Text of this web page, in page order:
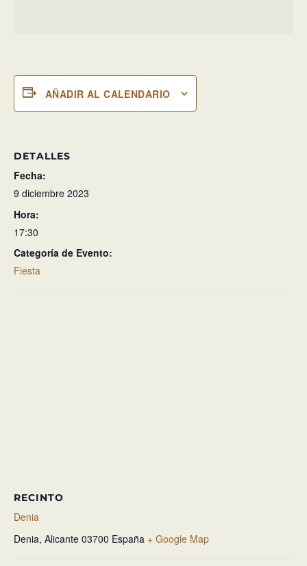
AÑADIR AL CALENDARIO
DETALLES
Fecha:
9 diciembre 2023
Hora:
17:30
Categoría de Evento:
Fiesta
RECINTO
Denia
Denia, Alicante 03700 España + Google Map